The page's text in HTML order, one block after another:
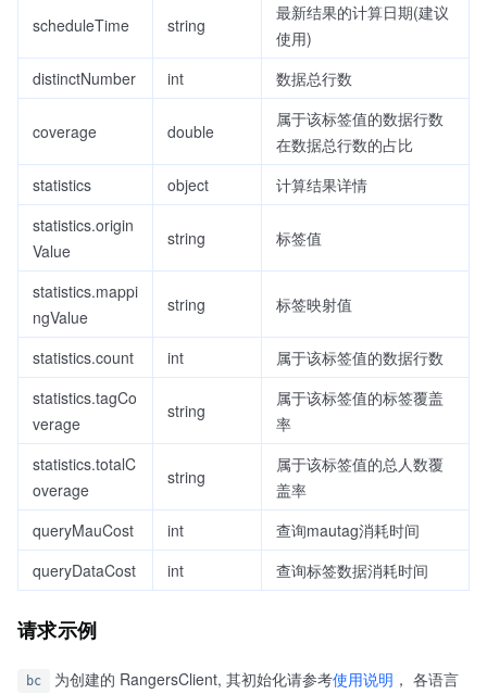
scheduleTime string
最新结果的计算日期(建议
使用)
distinctNumber
int 数据总行数
coverage double
属于该标签值的数据行数
在数据总行数的占比
statistics
object
计算结果详情
statistics.origin
Value
string 标签值
statistics.mappi
ngValue
string 标签映射值
statistics.count int
属于该标签值的数据行数
statistics.tagCo
verage
string
属于该标签值的标签覆盖
率
statistics.totalC
overage
string
属于该标签值的总人数覆
盖率
queryMauCost
int
查询mautag消耗时间
queryDataCost
int 查询标签数据消耗时间
请求示例
bc 为创建的 RangersClient, 其初始化请参考使用说明 ， 各语言